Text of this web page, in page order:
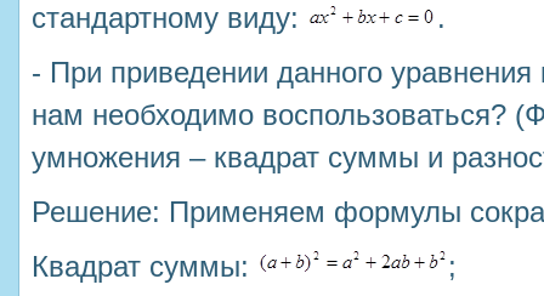
стандартному виду:
.
- При приведении данного
нам необходимо воспользоваться?
умножения – квадрат суммы и
Решение: Применяем формулы
Квадрат суммы:
;